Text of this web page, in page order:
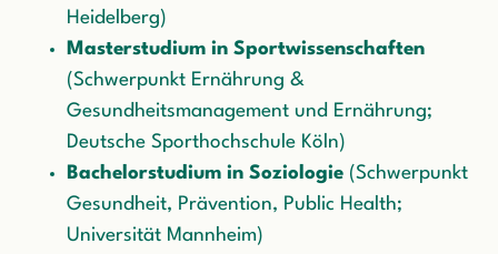
Heidelberg)
Masterstudium in Sportwissenschaften
(Schwerpunkt Ernährung &
Gesundheitsmanagement und Ernährung;
Deutsche Sporthochschule Köln)
Bachelorstudium in Soziologie (Schwerpunkt
Gesundheit, Prävention, Public Health;
Universität Mannheim)